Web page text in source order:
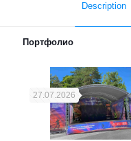
Description
Портфолио
27.07.2026